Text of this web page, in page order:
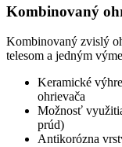
Kombinovaný
Kombinovaný zvislý
telesom a jedným
Keramické
ohrievača
Možnosť
prúd)
Antikorózna